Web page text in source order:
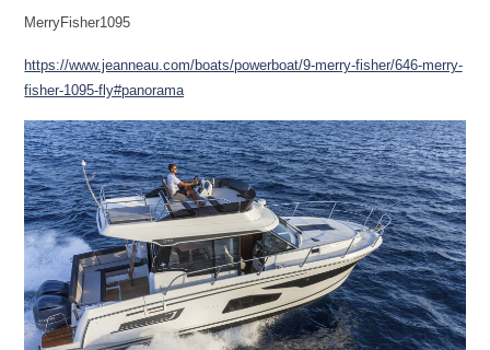
MerryFisher1095
https://www.jeanneau.com/boats/powerboat/9-merry-fisher/646-merry-
fisher-1095-fly#panorama